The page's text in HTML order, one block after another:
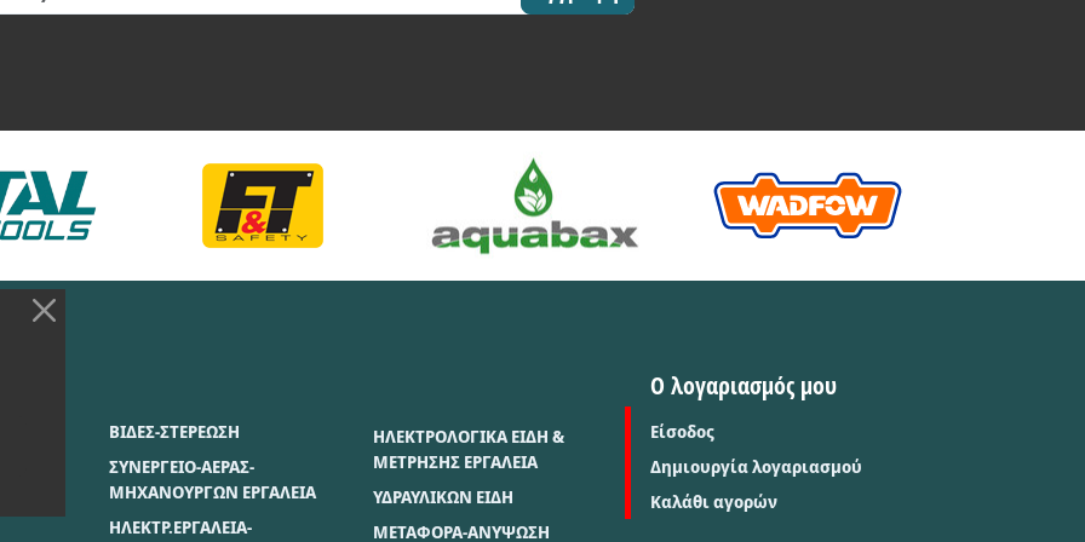
ΒΙΔΕΣ-ΣΤΕΡΕΩΣΗ
ΣΥΝΕΡΓΕΙΟ-ΑΕΡΑΣ-
ΜΗΧΑΝΟΥΡΓΩΝ ΕΡΓΑΛΕΙΑ
ΗΛΕΚΤΡ.ΕΡΓΑΛΕΙΑ-
ΗΛΕΚΤΡΟΛΟΓΙΚΑ ΕΙΔΗ &
ΜΕΤΡΗΣΗΣ ΕΡΓΑΛΕΙΑ
ΥΔΡΑΥΛΙΚΩΝ ΕΙΔΗ
ΜΕΤΑΦΟΡΑ-ΑΝΥΨΩΣΗ
Ο λογαριασμός μου
Είσοδος
Δημιουργία λογαριασμού
Καλάθι αγορών